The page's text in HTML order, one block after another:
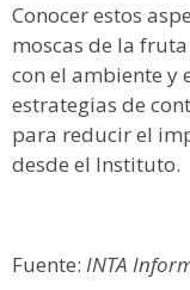
Conocer estos
moscas de la
con el ambiente
estrategias de
para reducir el
desde el Instituto.
Fuente: INTA